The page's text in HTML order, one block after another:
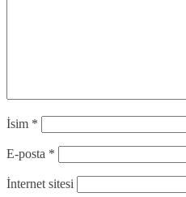
İsim *
E-posta *
İnternet sitesi